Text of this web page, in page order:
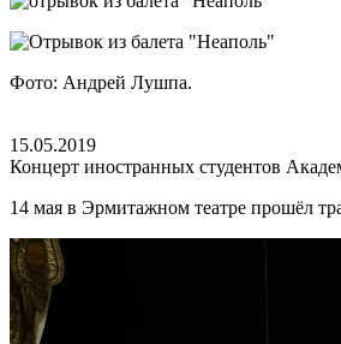
Фото: Андрей Лушпа.
15.05.2019
Концерт иностранных студентов
14 мая в Эрмитажном театре прошёл